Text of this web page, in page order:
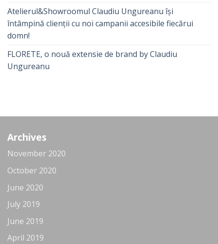
Atelierul&Showroomul Claudiu Ungureanu își
întâmpină clienții cu noi campanii accesibile fiecărui
domn!
FLORETE, o nouă extensie de brand by Claudiu
Ungureanu
Archives
November 2020
October 2020
June 2020
July 2019
June 2019
April 2019